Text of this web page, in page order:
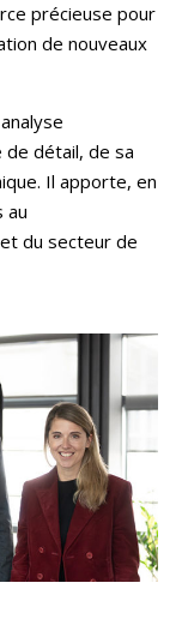
précieuse pour
de nouveaux
détail, de sa
Il apporte, en
au
du secteur de